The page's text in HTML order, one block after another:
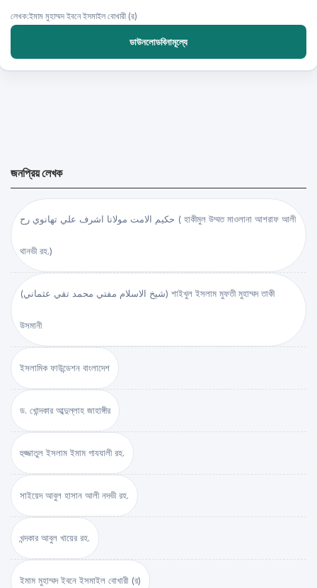
লেখক:ইমাম মুহাম্মদ ইবনে ইসমাইল বোখারী (র)
ডাউনলোডবিনামূল্যে
জনপ্রিয় লেখক
حكيم الامت مولانا اشرف علي تهانوي رح ( হাকীমুল উম্মত মাওলানা আশরাফ আলী
থানভী রহ.)
(شيخ الاسلام مفتي محمد تقي عثماني) শাইখুল ইসলাম মুফতী মুহাম্মদ তাকী
উসমানী
ইসলামিক ফাউন্ডেশন বাংলাদেশ
ড. খোন্দকার আব্দুল্লাহ জাহাঙ্গীর
হুজ্জাতুল ইসলাম ইমাম গাযযালী রহ.
সাইয়েদ আবুল হাসান আলী নদভী রহ.
খন্দকার আবুল খায়ের রহ.
ইমাম মুহাম্মদ ইবনে ইসমাইল বোখারী (র)